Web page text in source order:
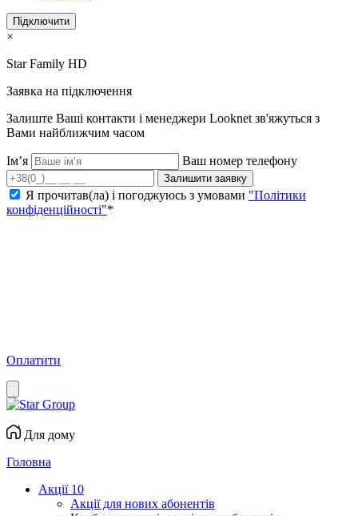
Підключити
×
Star Family HD
Заявка на підключення
Залиште Ваші контакти і менеджери Looknet зв'яжуться з
Вами найближчим часом
Ім’я Ваш номер телефону
Залишити заявку
Я прочитав(ла) і погоджуюсь з умовами "Політики
конфіденційності"*
Оплатити
Для дому
Головна
Акції 10
Акції для нових абонентів